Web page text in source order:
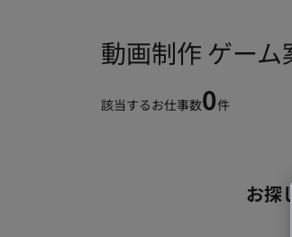
動画制作 ゲー
該当するお仕事数0件
お探